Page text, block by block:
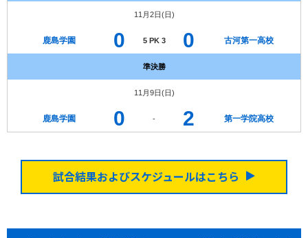
11月2日(日)
鹿島学園 0 5 PK 3 0 古河第一高校
準決勝
11月9日(日)
鹿島学園 0 - 2 第一学院高校
試合結果およびスケジュールはこちら